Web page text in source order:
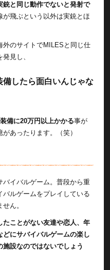
銃と同じ動作でないと発射で
飛ぶという以外は実銃とほ
外のサイトでMILESと同じ仕
見し、
備したら面白いんじゃな
備に20万円以上かかる事が
あったります。（笑）
バイバルゲーム。普段から重
ルゲームをプレイしている
ん。
たことがない友達や恋人、年
にサバイバルゲームの楽し
設なのではないでしょう